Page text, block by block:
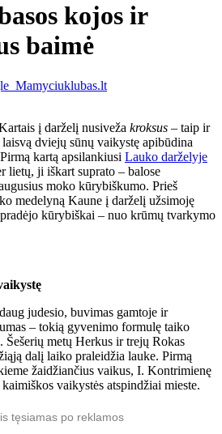
kojos ir
baimė
į darželį nusiveža kroksus – taip ir
dviejų sūnų vaikystę apibūdina
kartą apsilankiusi Lauko darželyje
lietų, ji iškart suprato – balose
moko kūrybiškumo. Prieš
medelyną Kaune į darželį užsimoję
kūrybiškai – nuo krūmų tvarkymo
judesio, buvimas gamtoje ir
– tokią gyvenimo formulę taiko
metų Herkus ir trejų Rokas
dalį laiko praleidžia lauke. Pirmą
žaidžiančius vaikus, I. Kontrimienę
vaikystės atspindžiai mieste.
tęsiamas po reklamos